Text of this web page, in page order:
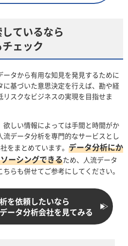
ているなら
ェック
タから有用な知見を発見するために
基づいた意思決定を行えば、勘や経
スクなビジネスの実現を目指せま
欲しい情報によっては手間と時間がか
データ分析を専門的なサービスとし
をまとめています。 データ分析にか
ーシングできるため、人流データ
らも併せてご参考にしてください。
を依頼したいなら
ータ分析会社を見てみる